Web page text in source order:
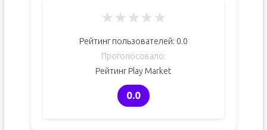
★★★★★
Рейтинг пользователей: 0.0
Проголосовало:
Рейтинг Play Market
0.0